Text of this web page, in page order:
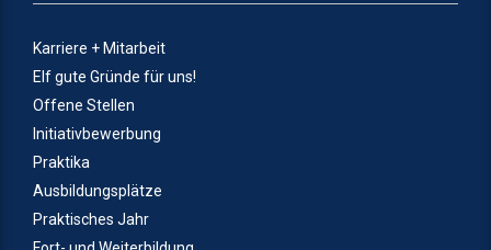
Karriere + Mitarbeit
Elf gute Gründe für uns!
Offene Stellen
Initiativbewerbung
Praktika
Ausbildungsplätze
Praktisches Jahr